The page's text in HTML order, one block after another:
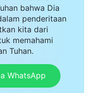
bahwa Dia
penderitaan
kita dari
memahami
Tuhan.
WhatsApp